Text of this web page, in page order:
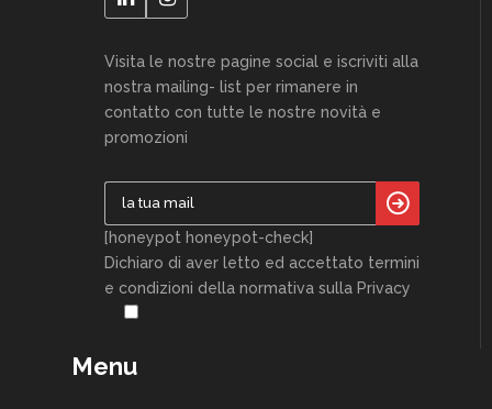
Visita le nostre pagine social e iscriviti alla
nostra mailing- list per rimanere in
contatto con tutte le nostre novità e
promozioni
[honeypot honeypot-check]
Dichiaro di aver letto ed accettato termini
e condizioni della normativa sulla Privacy
Menu